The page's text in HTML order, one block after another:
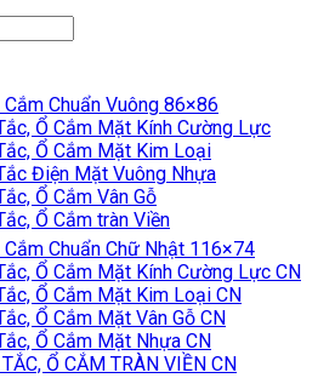
Cắm Chuẩn Vuông 86×86
Ổ Cắm Mặt Kính Cường Lực
Ổ Cắm Mặt Kim Loại
Điện Mặt Vuông Nhựa
Ổ Cắm Vân Gỗ
Ổ Cắm tràn Viền
Cắm Chuẩn Chữ Nhật 116×74
Ổ Cắm Mặt Kính Cường Lực CN
Ổ Cắm Mặt Kim Loại CN
Ổ Cắm Mặt Vân Gỗ CN
Ổ Cắm Mặt Nhựa CN
Ổ CẮM TRÀN VIỀN CN